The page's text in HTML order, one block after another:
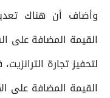
وأضاف أن هناك
القيمة المضافة على
لتحفيز تجارة